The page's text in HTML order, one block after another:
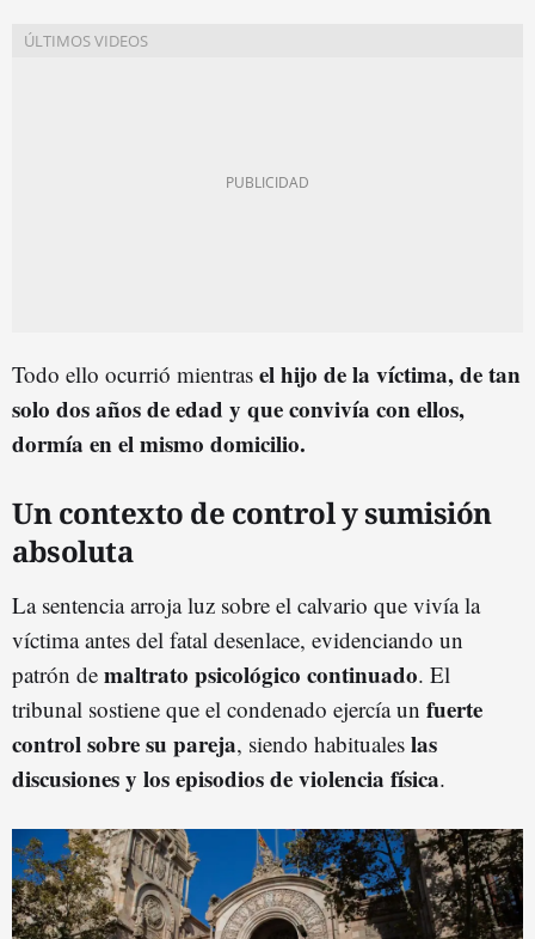
Todo ello ocurrió mientras el hijo de la víctima, de tan
solo dos años de edad y que convivía con ellos,
dormía en el mismo domicilio.
Un contexto de control y sumisión
absoluta
La sentencia arroja luz sobre el calvario que vivía la
víctima antes del fatal desenlace, evidenciando un
patrón de maltrato psicológico continuado. El
tribunal sostiene que el condenado ejercía un fuerte
control sobre su pareja, siendo habituales las
discusiones y los episodios de violencia física.